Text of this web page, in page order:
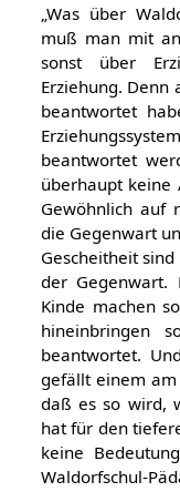
„Was über
muß man mit
sonst über
Erziehung. Denn
beantwortet
beantwortet
überhaupt keine
Gewöhnlich auf
die Gegenwart
Gescheitheit
der Gegenwart.
Kinde machen
hineinbringen
beantwortet.
gefällt einem
daß es so wird,
hat für den
keine
Waldorfschul-